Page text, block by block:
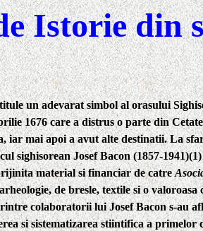
Istorie din
un adevarat simbol al orasului
1676 care a distrus o parte din
mai apoi a avut alte destinatii. La
sighisoreanJosef Bacon (1857-1941)(1)
material si financiar de catre
de bresle, textile si o
colaboratorii lui Josef Bacon s-au
si sistematizarea stiintifica a